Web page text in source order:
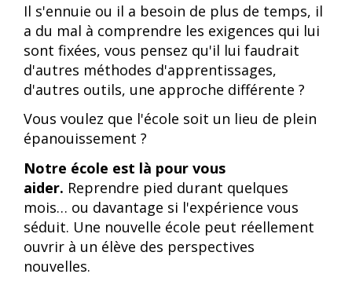
Il s'ennuie ou il a besoin de plus de temps, il
a du mal à comprendre les exigences qui lui
sont fixées, vous pensez qu'il lui faudrait
d'autres méthodes d'apprentissages,
d'autres outils, une approche différente ?
Vous voulez que l'école soit un lieu de plein
épanouissement ?
Notre école est là pour vous
aider. Reprendre pied durant quelques
mois… ou davantage si l'expérience vous
séduit. Une nouvelle école peut réellement
ouvrir à un élève des perspectives
nouvelles.